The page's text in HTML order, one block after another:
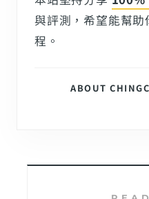
與評測，希望能幫
程。
ABOUT CHING